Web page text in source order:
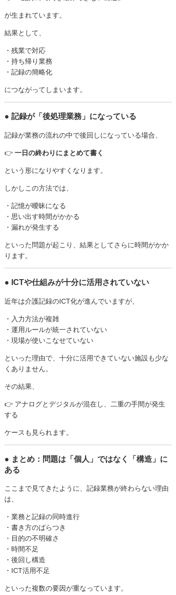
が生まれています。
結果として、
・残業で対応
・持ち帰り業務
・記録の簡略化
につながってしまいます。
● 記録が「後処理業務」になっている
記録が業務の流れの中で後回しになっている場合、
👉 一日の終わりにまとめて書く
という形になりやすくなります。
しかしこの方法では、
・記憶が曖昧になる
・思い出す時間がかかる
・漏れが発生する
といった問題が起こり、結果としてさらに時間がかか
ります。
● ICTや仕組みが十分に活用されていない
近年は介護記録のICT化が進んでいますが、
・入力方法が複雑
・運用ルールが統一されていない
・現場が使いこなせていない
といった理由で、十分に活用できていない施設も少な
くありません。
その結果、
👉 アナログとデジタルが混在し、二重の手間が発生
する
ケースも見られます。
● まとめ：問題は「個人」ではなく「構造」に
ある
ここまで見てきたように、記録業務が終わらない理由
は、
・業務と記録の同時進行
・書き方のばらつき
・目的の不明確さ
・時間不足
・後回し構造
・ICT活用不足
といった複数の要因が重なっています。